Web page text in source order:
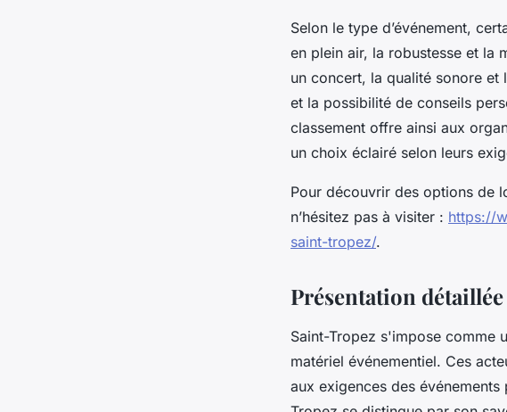
Selon le type d’événement,
en plein air, la robustesse et la
un concert, la qualité sonore et
et la possibilité de conseils
classement offre ainsi aux
un choix éclairé selon leurs
Pour découvrir des options de
n’hésitez pas à visiter : https://
saint-tropez/.
Présentation
Saint-Tropez s'impose comme
matériel événementiel. Ces
aux exigences des